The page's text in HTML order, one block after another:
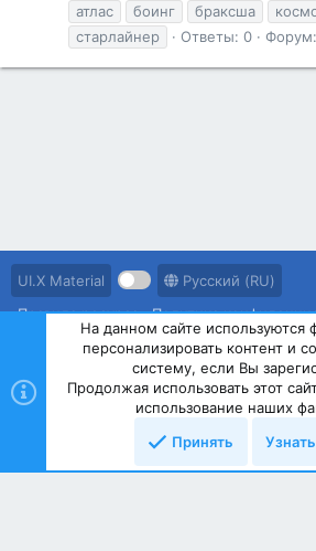
атлас
боинг браксша
старлайнер
Ответы: 0 Форум:
UI.X Material
Русский (RU)
Правила ресурса
Политика
Community platform by XenForo © 2010-
На данном сайте используются
персонализировать контент и
систему, если Вы
Продолжая использовать этот
использование наших
Принять